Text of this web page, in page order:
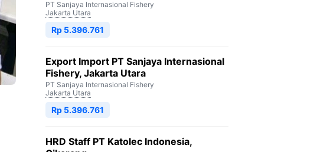
PT Sanjaya Internasional Fishery
Jakarta Utara
Rp 5.396.761
Export Import PT Sanjaya Internasional
Fishery, Jakarta Utara
PT Sanjaya Internasional Fishery
Jakarta Utara
Rp 5.396.761
HRD Staff PT Katolec Indonesia,